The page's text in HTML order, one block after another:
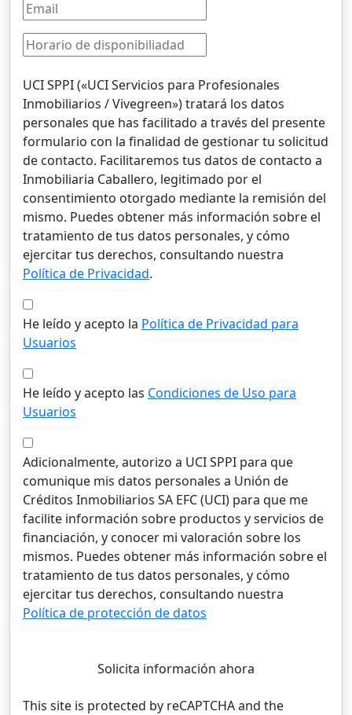
UCI SPPI («UCI Servicios para Profesionales
Inmobiliarios / Vivegreen») tratará los datos
personales que has facilitado a través del presente
formulario con la finalidad de gestionar tu solicitud
de contacto. Facilitaremos tus datos de contacto a
Inmobiliaria Caballero, legitimado por el
consentimiento otorgado mediante la remisión del
mismo. Puedes obtener más información sobre el
tratamiento de tus datos personales, y cómo
ejercitar tus derechos, consultando nuestra
Política de Privacidad.
He leído y acepto la Política de Privacidad para
Usuarios
He leído y acepto las Condiciones de Uso para
Usuarios
Adicionalmente, autorizo a UCI SPPI para que
comunique mis datos personales a Unión de
Créditos Inmobiliarios SA EFC (UCI) para que me
facilite información sobre productos y servicios de
financiación, y conocer mi valoración sobre los
mismos. Puedes obtener más información sobre el
tratamiento de tus datos personales, y cómo
ejercitar tus derechos, consultando nuestra
Política de protección de datos
Solicita información ahora
This site is protected by reCAPTCHA and the